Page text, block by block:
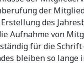
der
des
Aufnahme von
für die
bleiben so